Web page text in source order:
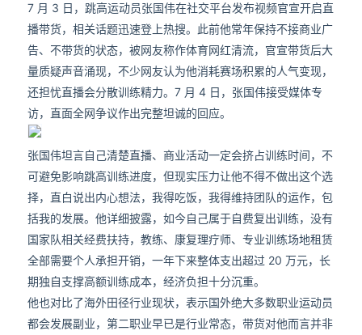
7 月 3 日，跳高运动员张国伟在社交平台发布视频官宣开启直
播带货，相关话题迅速登上热搜。此前他常年保持不接商业广
告、不带货的状态，被网友称作体育网红清流，官宣带货后大
量质疑声音涌现，不少网友认为他消耗赛场积累的人气变现，
还担忧直播会分散训练精力。7 月 4 日，张国伟接受媒体专
访，直面全网争议作出完整坦诚的回应。
张国伟坦言自己清楚直播、商业活动一定会挤占训练时间，不
可避免影响跳高训练进度，但现实压力让他不得不做出这个选
择，直白说出内心想法，我得吃饭，我得维持团队的运作，包
括我的发展。他详细披露，如今自己属于自费复出训练，没有
国家队相关经费扶持，教练、康复理疗师、专业训练场地租赁
全部需要个人承担开销，一年下来整体支出超过 20 万元，长
期独自支撑高额训练成本，经济负担十分沉重。
他也对比了海外田径行业现状，表示国外绝大多数职业运动员
都会发展副业，第二职业早已是行业常态，带货对他而言并非